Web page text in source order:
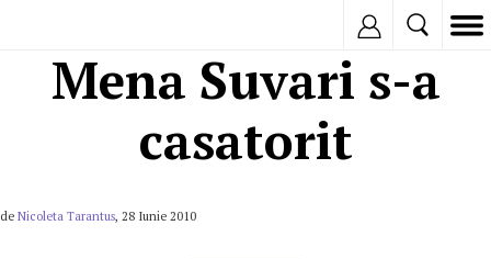
Mena Suvari s-a
casatorit
de Nicoleta Tarantus, 28 Iunie 2010